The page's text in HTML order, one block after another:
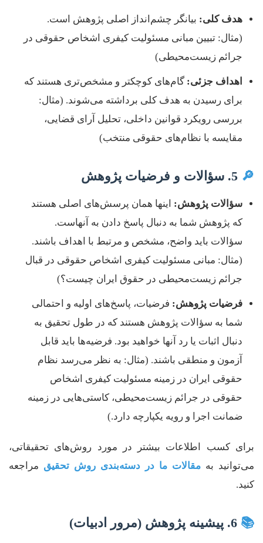
هدف کلی: بیانگر چشم‌انداز اصلی پژوهش است.
(مثال: تبیین مبانی مسئولیت کیفری اشخاص حقوقی در
جرائم زیست‌محیطی)
اهداف جزئی: گام‌های کوچکتر و مشخص‌تری هستند که
برای رسیدن به هدف کلی برداشته می‌شوند. (مثال:
بررسی رویکرد قوانین داخلی، تحلیل آرای قضایی،
مقایسه با نظام‌های حقوقی منتخب)
🔎
سؤالات پژوهش: اینها همان پرسش‌های اصلی هستند
که پژوهش شما به دنبال پاسخ دادن به آنهاست.
سؤالات باید واضح، مشخص و مرتبط با اهداف باشند.
(مثال: مبانی مسئولیت کیفری اشخاص حقوقی در قبال
جرائم زیست‌محیطی در حقوق ایران چیست؟)
فرضیات پژوهش: فرضیات، پاسخ‌های اولیه و احتمالی
شما به سؤالات پژوهش هستند که در طول تحقیق به
دنبال اثبات یا رد آنها خواهید بود. فرضیه‌ها باید قابل
آزمون و منطقی باشند. (مثال: به نظر می‌رسد نظام
حقوقی ایران در زمینه مسئولیت کیفری اشخاص
حقوقی در جرائم زیست‌محیطی، کاستی‌هایی در زمینه
ضمانت اجرا و رویه یکپارچه دارد.)
برای کسب اطلاعات بیشتر در مورد روش‌های تحقیقاتی،
می‌توانید به مقالات ما در دسته‌بندی روش تحقیق مراجعه
کنید.
📚